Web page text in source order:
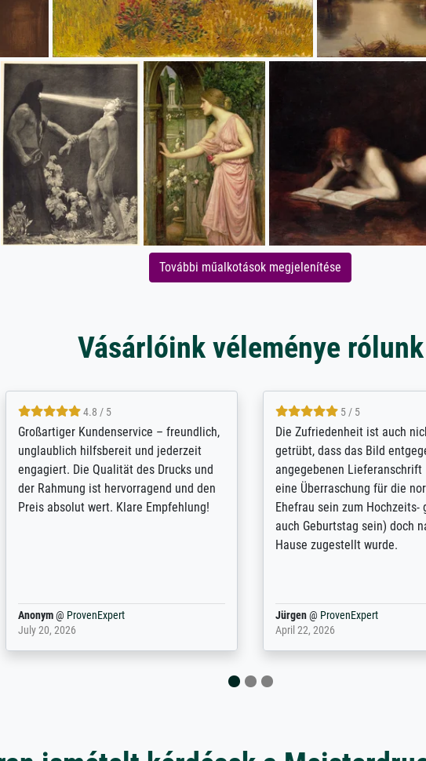
További műalkotások megjelenítése
Vásárlóink véleménye rólunk
5 / 5
Für ein Erinnerungsbuch mit der
Feldpost meines Großvaters aus dem 1.
Weltkrieg benötigte ich ein
ausdrucksvolles Bild. Das habe ich bei
Ihnen gefunden. Bei der Auswahl der
weiter. Vielen ...
Margot@ProvenExpert
February 20, 2026
4.8 / 5
Hervorragende Qualität.
vieles anpassen lassen, wie
Randentfernung, Farbe,
Kontrast und Weiteres. Sehr
Kontaktperson per Mail. Das
Kunstdruck) wurde sehr gut
sehr starke Papprolle mit
Anonym@ProvenExpert
August 12, 2025